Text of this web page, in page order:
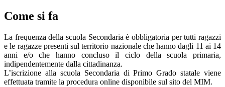
Come si fa
La frequenza della scuola Secondaria è obbligatoria per tutti ragazzi
e le ragazze presenti sul territorio nazionale che hanno dagli 11 ai 14
anni e/o che hanno concluso il ciclo della scuola primaria,
indipendentemente dalla cittadinanza.
L’iscrizione alla scuola Secondaria di Primo Grado statale viene
effettuata tramite la procedura online disponibile sul sito del MIM.